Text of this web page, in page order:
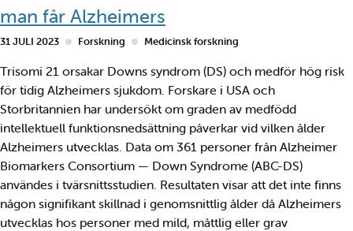
man får Alzheimers
31 JULI 2023 Forskning Medicinsk forskning
Trisomi 21 orsakar Downs syndrom (DS) och medför hög risk
för tidig Alzheimers sjukdom. Forskare i USA och
Storbritannien har undersökt om graden av medfödd
intellektuell funktionsnedsättning påverkar vid vilken ålder
Alzheimers utvecklas. Data om 361 personer från Alzheimer
Biomarkers Consortium — Down Syndrome (ABC-DS)
användes i tvärsnittsstudien. Resultaten visar att det inte finns
någon signifikant skillnad i genomsnittlig ålder då Alzheimers
utvecklas hos personer med mild, måttlig eller grav